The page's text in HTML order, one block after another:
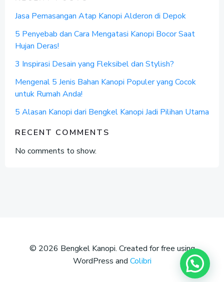
Jasa Pemasangan Atap Kanopi Alderon di Depok
5 Penyebab dan Cara Mengatasi Kanopi Bocor Saat
Hujan Deras!
3 Inspirasi Desain yang Fleksibel dan Stylish?
Mengenal 5 Jenis Bahan Kanopi Populer yang Cocok
untuk Rumah Anda!
5 Alasan Kanopi dari Bengkel Kanopi Jadi Pilihan Utama
RECENT COMMENTS
No comments to show.
© 2026 Bengkel Kanopi. Created for free using
WordPress and Colibri